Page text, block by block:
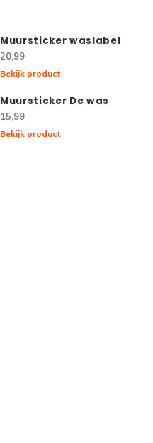
Muursticker waslabel
20,99
Bekijk product
Muursticker De was
15,99
Bekijk product